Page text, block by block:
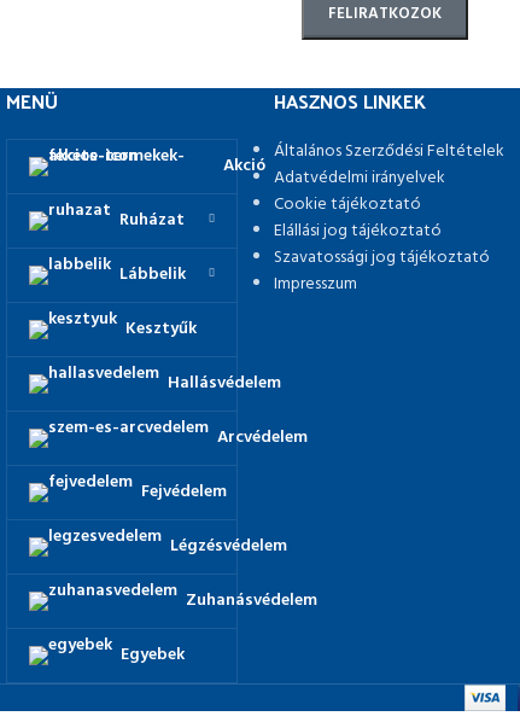
MENÜ
Akció
Ruházat
Lábbelik
Kesztyűk
Hallásvédelem
Arcvédelem
Fejvédelem
Légzésvédelem
Zuhanásvédelem
Egyebek
HASZNOS LINKEK
Általános Szerződési Feltételek
Adatvédelmi irányelvek
Cookie tájékoztató
Elállási jog tájékoztató
Szavatossági jog tájékoztató
Impresszum